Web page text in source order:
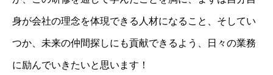
身が会社の理念を体現できる人材になること、そしてい
つか、未来の仲間探しにも貢献できるよう、日々の業務
に励んでいきたいと思います！